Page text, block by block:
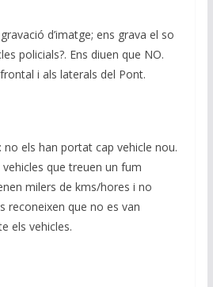
d’imatge; ens grava el so
policials?. Ens diuen que NO.
i als laterals del Pont.
no els han portat cap vehicle nou.
que treuen un fum
milers de kms/hores i no
reconeixen que no es van
els vehicles.